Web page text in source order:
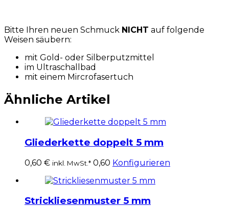
Bitte Ihren neuen Schmuck NICHT auf folgende
Weisen säubern:
mit Gold- oder Silberputzmittel
im Ultraschallbad
mit einem Mircrofasertuch
Ähnliche Artikel
Gliederkette doppelt 5 mm
0,60 € inkl. MwSt.* 0,60 Konfigurieren
Strickliesenmuster 5 mm